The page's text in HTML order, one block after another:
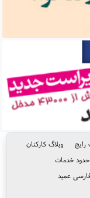
رایج
وبلاگ کارکنان
خدمات
عمید